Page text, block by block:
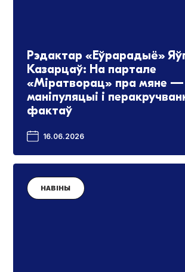
Рэдактар «Еўрарадыё»
Казарцаў: На партале
«Міратворац» пра мяне —
маніпуляцыі і
фактаў
16.06.2026
НАВІНЫ